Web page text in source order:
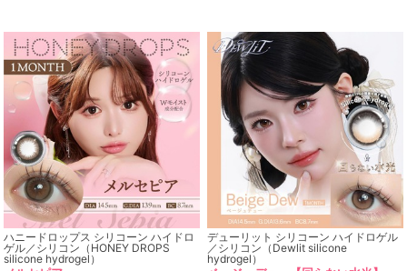
ハニードロップス シリコーン ハイドロ
ゲル／シリコン（HONEY DROPS
silicone hydrogel）
デューリット シリコーン ハイドロゲル
／シリコン（Dewlit silicone
hydrogel）